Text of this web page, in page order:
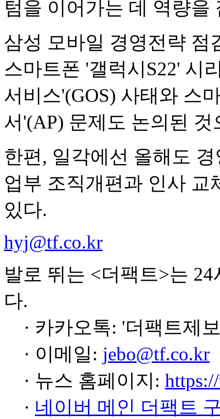
텀을 이어가는 데 역량을
삼성 모바일 경영전략 점
스마트폰 '갤럭시S22' 시
서비스'(GOS) 사태와 스
서'(AP) 문제도 논의된
한편, 일각에선 올해도
업부 조직개편과 인사
있다.
hyj@tf.co.kr
발로 뛰는 <더팩트>는
다.
· 카카오톡: '더팩트제
· 이메일: jebo@tf.co.kr
· 뉴스 홈페이지:
· 네이버 메인 더팩트